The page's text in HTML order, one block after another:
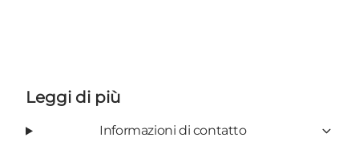
Leggi di più
Informazioni di contatto